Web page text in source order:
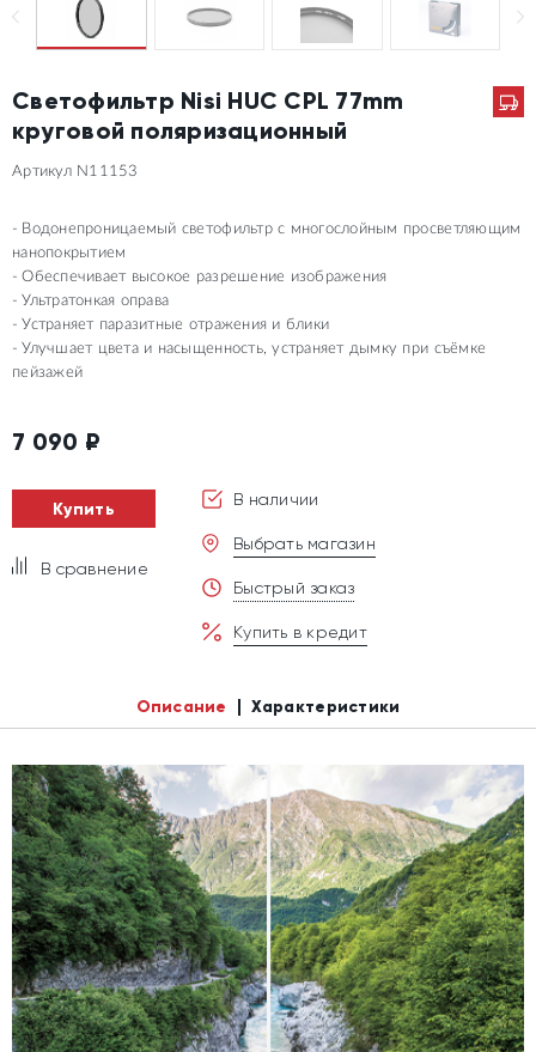
Светофильтр Nisi HUC CPL 77mm
круговой поляризационный
Артикул N11153
Водонепроницаемый светофильтр с многослойным просветляющим
нанопокрытием
Обеспечивает высокое разрешение изображения
Ультратонкая оправа
Устраняет паразитные отражения и блики
Улучшает цвета и насыщенность, устраняет дымку при съёмке
пейзажей
7 090 ₽
Купить
В сравнение
В наличии
Выбрать магазин
Быстрый заказ
Купить в кредит
Описание Характеристики